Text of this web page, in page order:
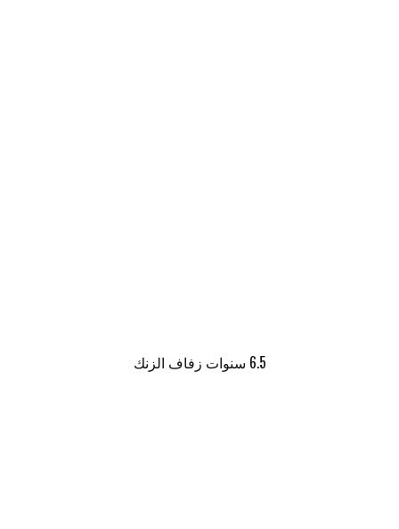
6.5 سنوات زفاف الزنك